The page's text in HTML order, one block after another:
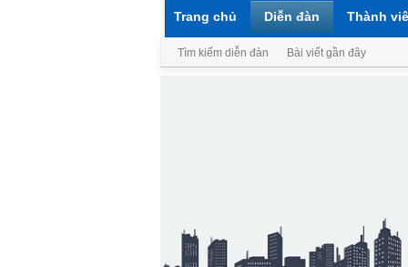
Trang chủ Diễn đàn
Tìm kiếm diễn đàn Bài viết gần đây
Thành